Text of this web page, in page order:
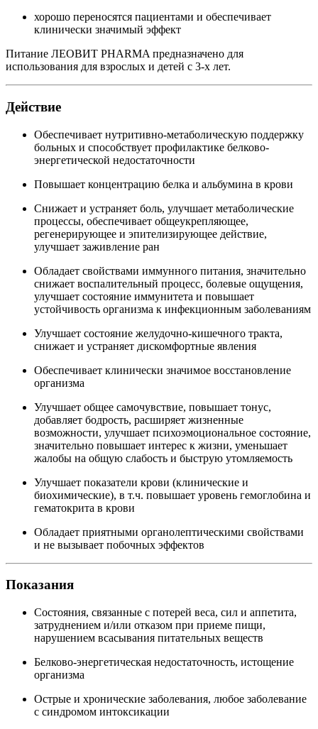
хорошо переносятся пациентами и обеспечивает
клинически значимый эффект
Питание ЛЕОВИТ PHARMA предназначено для
использования для взрослых и детей с 3-х лет.
Действие
Обеспечивает нутритивно-метаболическую поддержку
больных и способствует профилактике белково-
энергетической недостаточности
Повышает концентрацию белка и альбумина в крови
Снижает и устраняет боль, улучшает метаболические
процессы, обеспечивает общеукрепляющее,
регенерирующее и эпителизирующее действие,
улучшает заживление ран
Обладает свойствами иммунного питания, значительно
снижает воспалительный процесс, болевые ощущения,
улучшает состояние иммунитета и повышает
устойчивость организма к инфекционным заболеваниям
Улучшает состояние желудочно-кишечного тракта,
снижает и устраняет дискомфортные явления
Обеспечивает клинически значимое восстановление
организма
Улучшает общее самочувствие, повышает тонус,
добавляет бодрость, расширяет жизненные
возможности, улучшает психоэмоциональное состояние,
значительно повышает интерес к жизни, уменьшает
жалобы на общую слабость и быструю утомляемость
Улучшает показатели крови (клинические и
биохимические), в т.ч. повышает уровень гемоглобина и
гематокрита в крови
Обладает приятными органолептическими свойствами
и не вызывает побочных эффектов
Показания
Состояния, связанные с потерей веса, сил и аппетита,
затруднением и/или отказом при приеме пищи,
нарушением всасывания питательных веществ
Белково-энергетическая недостаточность, истощение
организма
Острые и хронические заболевания, любое заболевание
с синдромом интоксикации